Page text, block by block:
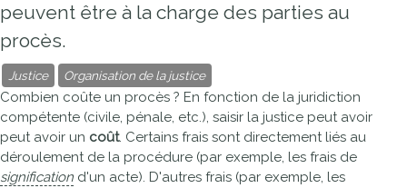
peuvent être à la charge des parties au
procès.
Justice Organisation de la justice
Combien coûte un procès ? En fonction de la juridiction
compétente (civile, pénale, etc.), saisir la justice peut avoir
peut avoir un coût. Certains frais sont directement liés au
déroulement de la procédure (par exemple, les frais de
signification d'un acte). D'autres frais (par exemple, les